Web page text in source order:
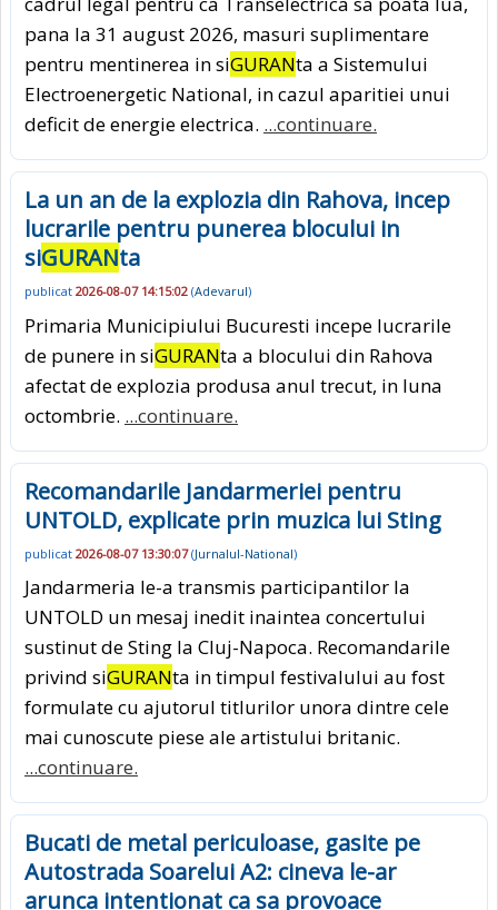
pana la 31 august 2026, masuri suplimentare
pentru mentinerea in siGURANta a Sistemului
Electroenergetic National, in cazul aparitiei unui
deficit de energie electrica. ...continuare.
La un an de la explozia din Rahova, incep
lucrarile pentru punerea blocului in
siGURANta
publicat 2026-08-07 14:15:02 (Adevarul)
Primaria Municipiului Bucuresti incepe lucrarile
de punere in siGURANta a blocului din Rahova
afectat de explozia produsa anul trecut, in luna
octombrie. ...continuare.
Recomandarile Jandarmeriei pentru
UNTOLD, explicate prin muzica lui Sting
publicat 2026-08-07 13:30:07(Jurnalul-National)
Jandarmeria le-a transmis participantilor la
UNTOLD un mesaj inedit inaintea concertului
sustinut de Sting la Cluj-Napoca. Recomandarile
privind siGURANta in timpul festivalului au fost
formulate cu ajutorul titlurilor unora dintre cele
mai cunoscute piese ale artistului britanic.
...continuare.
Bucati de metal periculoase, gasite pe
Autostrada Soarelui A2: cineva le-ar
arunca intentionat ca sa provoace